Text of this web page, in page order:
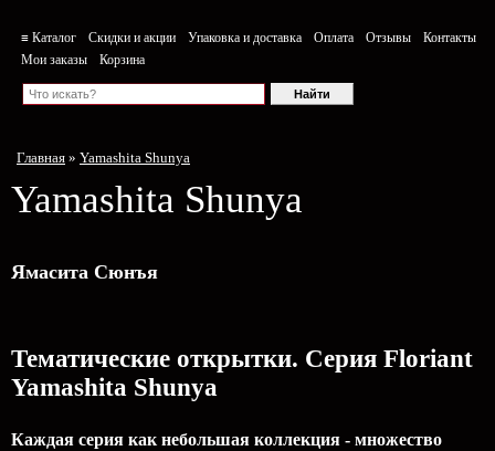
≡ Каталог Скидки и акции Упаковка и доставка Оплата Отзывы
Контакты
Мои заказы
Корзина
Главная » Yamashita Shunya
Yamashita Shunya
Ямасита Сюнъя
Тематические открытки. Серия Floriant
Yamashita Shunya
Каждая серия как небольшая коллекция - множество